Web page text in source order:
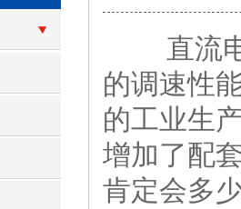
直流电
的调速性
的工业生
增加了配
肯定会多